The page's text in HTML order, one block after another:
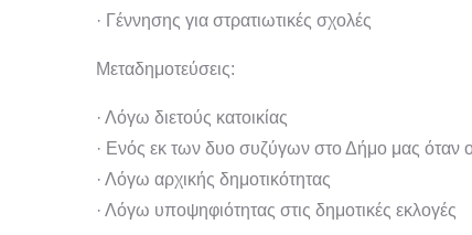
· Γέννησης για στρατιωτικές σχολές
Μεταδημοτεύσεις:
· Λόγω διετούς κατοικίας
· Ενός εκ των δυο συζύγων στο Δήμο μας όταν ο
· Λόγω αρχικής δημοτικότητας
· Λόγω υποψηφιότητας στις δημοτικές εκλογές